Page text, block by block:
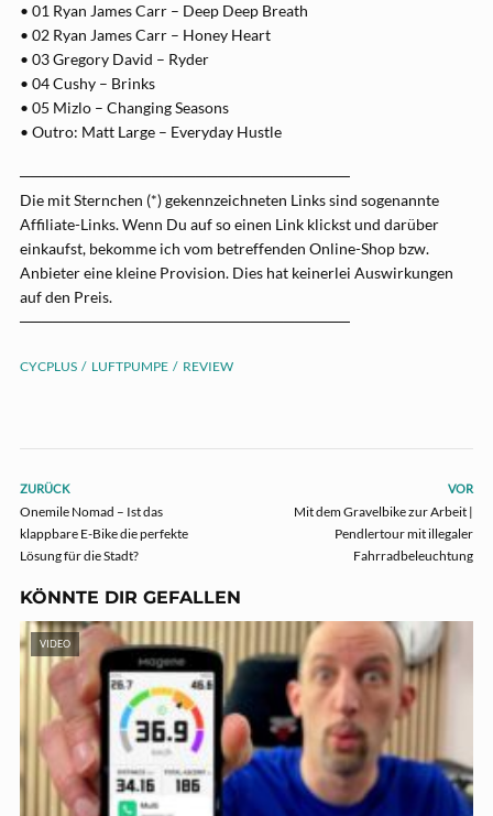
• 01 Ryan James Carr – Deep Deep Breath
• 02 Ryan James Carr – Honey Heart
• 03 Gregory David – Ryder
• 04 Cushy – Brinks
• 05 Mizlo – Changing Seasons
• Outro: Matt Large – Everyday Hustle
──────────────────────────────
Die mit Sternchen (*) gekennzeichneten Links sind sogenannte
Affiliate-Links. Wenn Du auf so einen Link klickst und darüber
einkaufst, bekomme ich vom betreffenden Online-Shop bzw.
Anbieter eine kleine Provision. Dies hat keinerlei Auswirkungen
auf den Preis.
──────────────────────────────
CYCPLUS LUFTPUMPE REVIEW
ZURÜCK
Onemile Nomad – Ist das
klappbare E-Bike die perfekte
Lösung für die Stadt?
VOR
Mit dem Gravelbike zur Arbeit |
Pendlertour mit illegaler
Fahrradbeleuchtung
KÖNNTE DIR GEFALLEN
VIDEO